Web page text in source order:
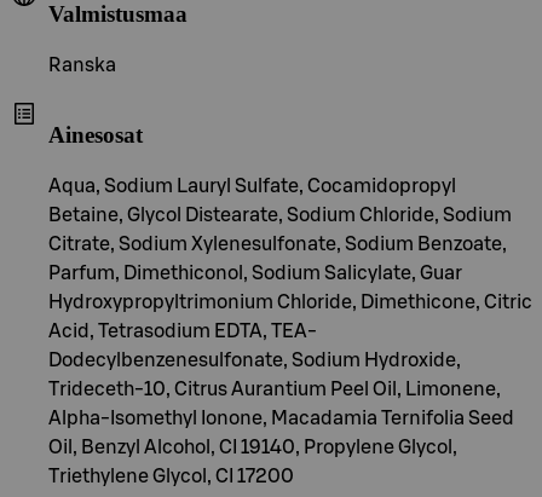
Valmistusmaa
Ranska
Ainesosat
Aqua, Sodium Lauryl Sulfate, Cocamidopropyl
Betaine, Glycol Distearate, Sodium Chloride, Sodium
Citrate, Sodium Xylenesulfonate, Sodium Benzoate,
Parfum, Dimethiconol, Sodium Salicylate, Guar
Hydroxypropyltrimonium Chloride, Dimethicone, Citric
Acid, Tetrasodium EDTA, TEA-
Dodecylbenzenesulfonate, Sodium Hydroxide,
Trideceth-10, Citrus Aurantium Peel Oil, Limonene,
Alpha-Isomethyl Ionone, Macadamia Ternifolia Seed
Oil, Benzyl Alcohol, CI 19140, Propylene Glycol,
Triethylene Glycol, CI 17200